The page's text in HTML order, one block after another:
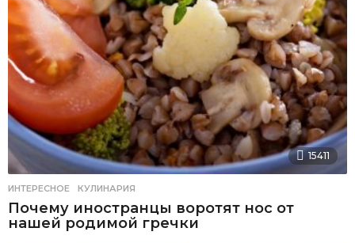
15411
ИНТЕРЕСНОЕ ,КУЛИНАРИЯ
Почему иностранцы воротят нос от
нашей родимой гречки